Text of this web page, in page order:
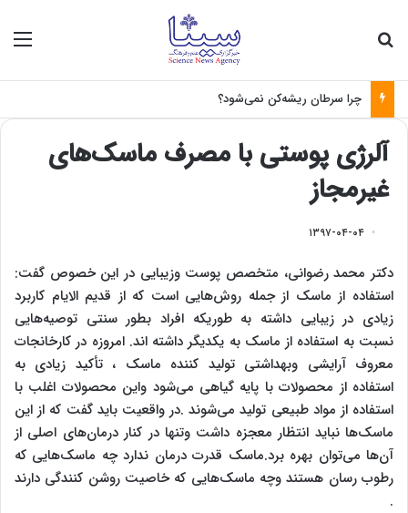
چرا سرطان ریشه‌کن نمی‌شود؟
آلرژی پوستی با مصرف ماسک‌های
غیرمجاز
۱۳۹۷-۰۴-۰۴
دکتر محمد رضوانی، متخصص پوست وزیبایی در این خصوص گفت:
استفاده از ماسک از جمله روش‌هایی است که از قدیم الایام کاربرد
زیادی در زیبایی داشته به‌ طوریکه افراد بطور سنتی توصیه‌هایی
نسبت به استفاده از ماسک به یکدیگر داشته اند. امروزه در کارخانجات
معروف آرایشی وبهداشتی تولید کننده ماسک ، تأکید زیادی به
استفاده از محصولات با پایه گیاهی می‌شود واین محصولات اغلب با
استفاده از مواد طبیعی تولید می‌شوند .در واقعیت باید گفت که از این
ماسک‌ها نباید انتظار معجزه داشت وتنها در کنار درمان‌های اصلی از
آن‌ها می‌توان بهره برد.ماسک قدرت درمان ندارد چه ماسک‌هایی که
رطوب رسان هستند وچه ماسک‌هایی که خاصیت روشن کنندگی دارند
.